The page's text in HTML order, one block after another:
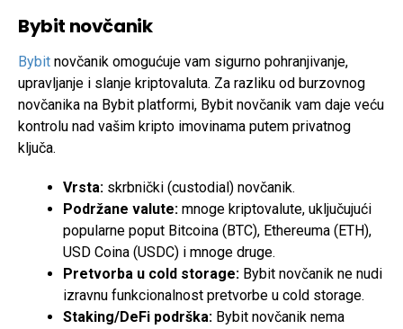
Bybit novčanik
Bybit novčanik omogućuje vam sigurno pohranjivanje,
upravljanje i slanje kriptovaluta. Za razliku od burzovnog
novčanika na Bybit platformi, Bybit novčanik vam daje veću
kontrolu nad vašim kripto imovinama putem privatnog
ključa.
Vrsta: skrbnički (custodial) novčanik.
Podržane valute: mnoge kriptovalute, uključujući
popularne poput Bitcoina (BTC), Ethereuma (ETH),
USD Coina (USDC) i mnoge druge.
Pretvorba u cold storage: Bybit novčanik ne nudi
izravnu funkcionalnost pretvorbe u cold storage.
Staking/DeFi podrška: Bybit novčanik nema